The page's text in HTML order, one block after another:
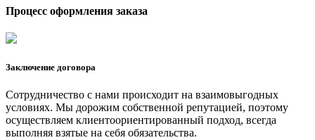
Процесс оформления заказа
Заключение договора
Сотрудничество с нами происходит на взаимовыгодных
условиях. Мы дорожим собственной репутацией, поэтому
осуществляем клиентоориентированный подход, всегда
выполняя взятые на себя обязательства.